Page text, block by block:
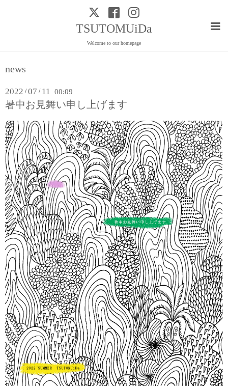
TSUTOMUiDa
Welcome to our homepage
news
2022 /07 / 11 00:09
暑中お見舞い申し上げます